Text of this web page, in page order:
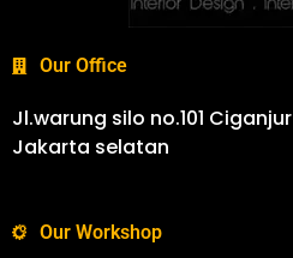
Our Office
Jl.warung silo no.101 Ciganjur
Jakarta selatan
Our Workshop